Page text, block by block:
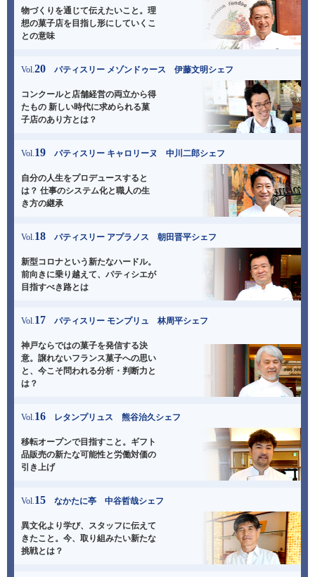
物づくりを通じて伝えたいこと。 理
想の菓子店を目指し形にしていくこ
との意味
Vol.20 パティスリー メゾンドゥース 伊藤文明シェフ
コンクールと店舗経営の両立から得
たもの 新しい時代に求められる菓
子店のあり方とは？
Vol.19 パティスリー キャロリーヌ 中川二郎シェフ
自分の人生をプロデュースすると
は？ 仕事のシステム化と職人の生
き方の継承
Vol.18 パティスリー アプラノス 朝田晋平シェフ
新型コロナという新たなハードル。
前向きに乗り越えて、パティシエが
目指すべき路とは
Vol.17 パティスリー モンプリュ 林周平シェフ
神戸ならではの菓子を発信する決
意。譲れないフランス菓子への思い
と、今こそ問われる分析・判断力と
は？
Vol.16 レタンプリュス 熊谷治久シェフ
移転オープンで目指すこと。 ギフト
品販売の新たな可能性と労働対価の
引き上げ
Vol.15 なかたに亭 中谷哲哉シェフ
異文化より学び、スタッフに伝えて
きたこと。 今、取り組みたい新たな
挑戦とは？